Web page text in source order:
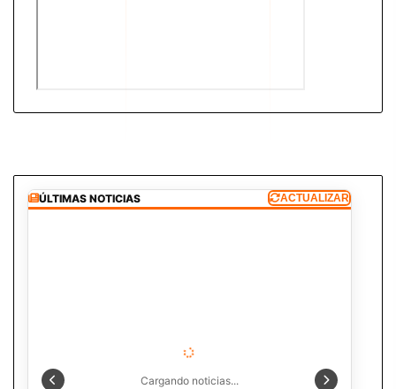
ÚLTIMAS NOTICIAS ACTUALIZAR
Cargando noticias...